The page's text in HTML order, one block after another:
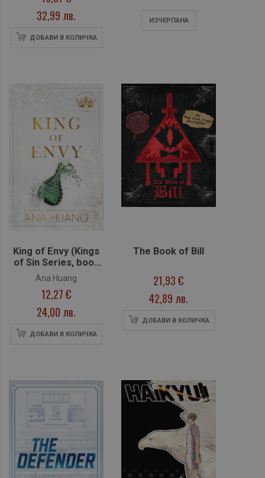
32,99 лв.
ДОБАВИ В КОЛИЧКА
ИЗЧЕРПАНA
King of Envy (Kings
of Sin Series, book
5)
Ana Huang
12,27 €
24,00 лв.
ДОБАВИ В КОЛИЧКА
The Book of Bill
21,93 €
42,89 лв.
ДОБАВИ В КОЛИЧКА